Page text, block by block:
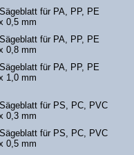
für PA, PP, PE
0,5 mm
für PA, PP, PE
0,8 mm
für PA, PP, PE
1,0 mm
für PS, PC, PVC
0,3 mm
für PS, PC, PVC
0,5 mm